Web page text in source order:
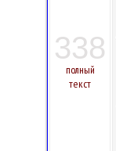
338
полный
текст